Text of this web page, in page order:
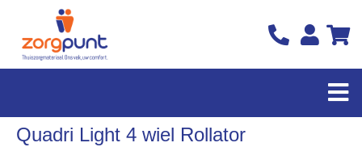
Quadri Light 4 wiel Rollator